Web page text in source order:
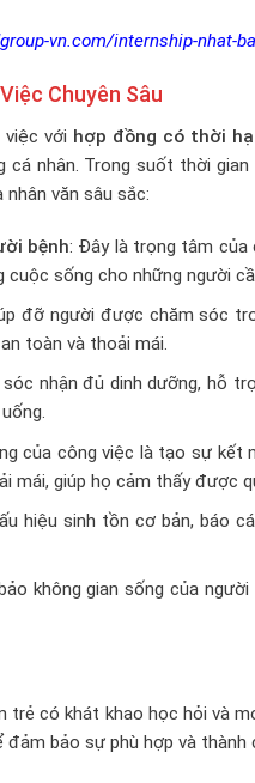
vn.com/internship-nhat-
Chuyên Sâu
với hợp đồng có thời
cá nhân. Trong suốt thời
văn sâu sắc:
bệnh: Đây là trọng tâm của
sống cho những người
đỡ người được chăm sóc
toàn và thoải mái.
nhận đủ dinh dưỡng, hỗ
của công việc là tạo sự kết
mái, giúp họ cảm thấy được
hiệu sinh tồn cơ bản, báo
không gian sống của
trẻ có khát khao học hỏi và
bảo sự phù hợp và thành